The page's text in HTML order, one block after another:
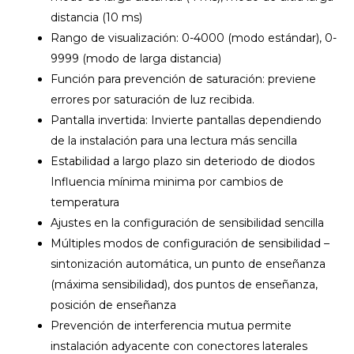
distancia (10 ms)
Rango de visualización: 0-4000 (modo estándar), 0-
9999 (modo de larga distancia)
Función para prevención de saturación: previene
errores por saturación de luz recibida.
Pantalla invertida: Invierte pantallas dependiendo
de la instalación para una lectura más sencilla
Estabilidad a largo plazo sin deteriodo de diodos
Influencia mínima minima por cambios de
temperatura
Ajustes en la configuración de sensibilidad sencilla
Múltiples modos de configuración de sensibilidad –
sintonización automática, un punto de enseñanza
(máxima sensibilidad), dos puntos de enseñanza,
posición de enseñanza
Prevención de interferencia mutua permite
instalación adyacente con conectores laterales